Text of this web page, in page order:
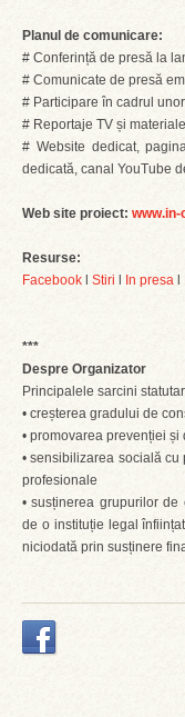
Planul de comunicare:
# Conferință de presă la
# Comunicate de presă
# Participare în cadrul
# Reportaje TV și
# Website dedicat,
dedicată, canal YouTube
Web site proiect:
Resurse:
Facebook
Stiri In presa
***
Despre Organizator
Principalele sarcini
• creșterea gradului de
• promovarea prevenției
• sensibilizarea socială
profesionale
• susținerea grupurilor
de o instituție legal
niciodată prin susținere